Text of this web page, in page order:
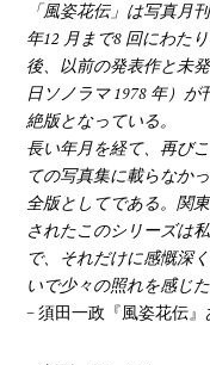
「風姿花伝」は写真月
年12 月まで8 回にわた
後、以前の発表作と未
日ソノラマ 1978 年）
絶版となっている。
長い年月を経て、再び
ての写真集に載らなか
全版としてである。関
されたこのシリーズは
で、それだけに感慨深
いで少々の照れを感じた
− 須田一政『風姿花伝』